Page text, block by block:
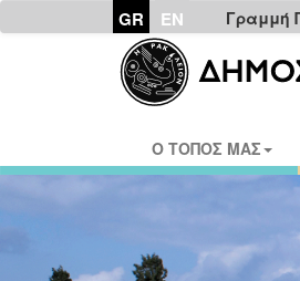
GR EN Γραμμή
Ο ΤΟΠΟΣ ΜΑΣ